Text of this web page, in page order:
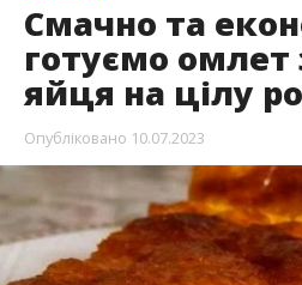
Смачно та
готуємо омлет
яйця на цілу
Опубліковано 10.07.2023